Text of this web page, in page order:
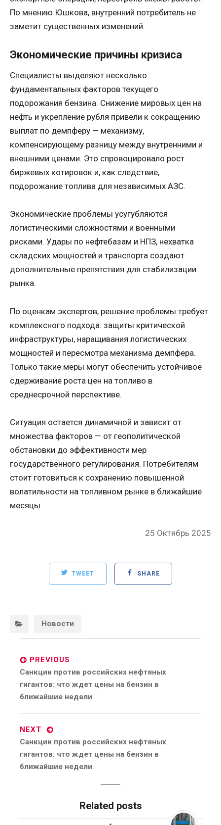
По мнению Юшкова, внутренний потребитель не
заметит существенных изменений.
Экономические причины кризиса
Специалисты выделяют несколько
фундаментальных факторов текущего
подорожания бензина. Снижение мировых цен на
нефть и укрепление рубля привели к сокращению
выплат по демпферу — механизму,
компенсирующему разницу между внутренними и
внешними ценами. Это спровоцировало рост
биржевых котировок и, как следствие,
подорожание топлива для независимых АЗС.
Экономические проблемы усугубляются
логистическими сложностями и военными
рисками. Удары по нефтебазам и НПЗ, нехватка
складских мощностей и транспорта создают
дополнительные препятствия для стабилизации
рынка.
По оценкам экспертов, решение проблемы требует
комплексного подхода: защиты критической
инфраструктуры, наращивания логистических
мощностей и пересмотра механизма демпфера.
Только такие меры могут обеспечить устойчивое
сдерживание роста цен на топливо в
среднесрочной перспективе.
Ситуация остается динамичной и зависит от
множества факторов — от геополитической
обстановки до эффективности мер
государственного регулирования. Потребителям
стоит готовиться к сохранению повышенной
волатильности на топливном рынке в ближайшие
месяцы.
Posted
25 Октябрь 2025
TWEET SHARE
Новости
navigation
PREVIOUS
Previous
post:
Санкции против российских нефтяных
гигантов: что ждет цены на бензин в
ближайшие недели
NEXT
Next
post:
Санкции против российских нефтяных
гигантов: что ждет цены на бензин в
ближайшие недели
Related posts